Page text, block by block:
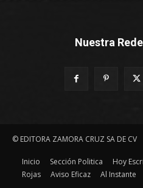
Nuestra
© EDITORA ZAMORA CRUZ SA DE CV
Inicio Sección Politica Hoy
Rojas
Aviso Eficaz Al Instante